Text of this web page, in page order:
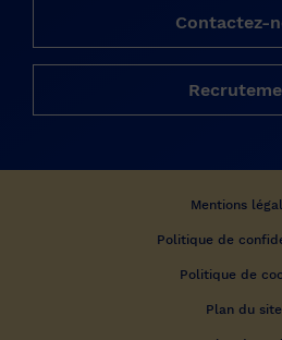
Contactez-
Mentions
Politique de
Politique de
Plan du site